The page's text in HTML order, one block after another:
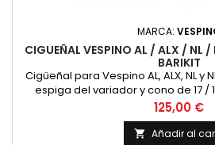
MARCA:
CIGUEÑAL VESPINO AL / ALX / NL /
BARIKIT
Cigüeñal para Vespino AL, ALX, NL y
espiga del variador y cono de 17 /
Precio
125,00 €
 Añadir al